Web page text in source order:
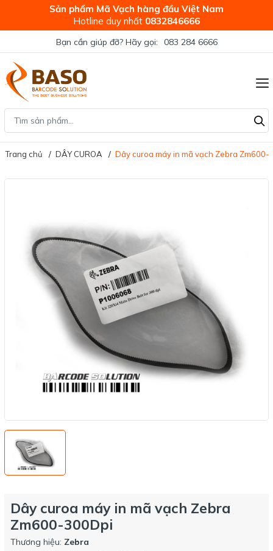
Sản phẩm Mã Vạch hàng đầu Việt Nam
Hotline duy nhất 0832846666
Bạn cần giúp đỡ? Hãy gọi: 083 284 6666
Trang chủ DÂY CUROA Dây curoa máy in mã vạch Zebra Zm600-
Dây curoa máy in mã vạch Zebra
Zm600-300Dpi
Thương hiệu: Zebra